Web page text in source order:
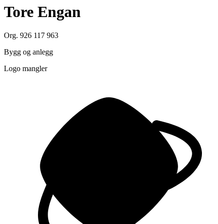
Tore Engan
Org. 926 117 963
Bygg og anlegg
Logo mangler